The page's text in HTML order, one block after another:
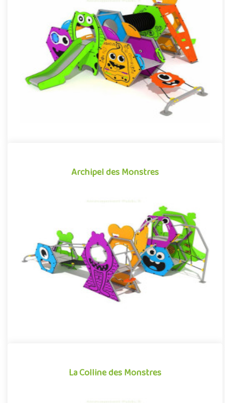
La Grotte des Monstres
Structure pour aire de jeux extérieure accessible à partir de 1 an,
la Grotte des Monstres plonge les enfants dans un univers..
Offre partenaire
Archipel des Monstres
Archipel des Monstres
Structure pour aire de jeux extérieure accessible à partir de 3
ans, l'Archipel des Monstres plonge les enfants dans un unive..
Offre partenaire
La Colline des Monstres